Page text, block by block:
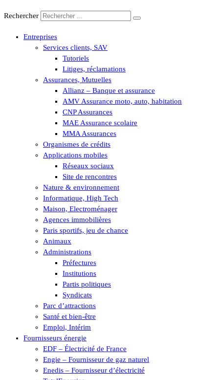
Aller
contenu
Rechercher
Entreprises
Services clients, SAV
Tutoriels
Litiges, réclamations
Assurances, Mutuelles
Allianz – Banque et assurance
AMV Assurance moto, auto, habitation
CNP Assurances
MAE Assurance scolaire
MMA Assurances
Organismes de crédits
Applications mobiles
Réseaux sociaux
Site de rencontres
Nature & environnement
Informatique, High Tech
Maison, Electroménager
Agences immobilières
Paris sportifs, jeu de chance
Animaux
Administrations
Préfectures
Institutions
Partis politiques
Syndicats
Parc d’attractions
Santé et bien-être
Emploi, Intérim
Fournisseurs énergie
EDF – Électricité de France
Engie – Fournisseur de gaz naturel
Enedis – Fournisseur d’électricité